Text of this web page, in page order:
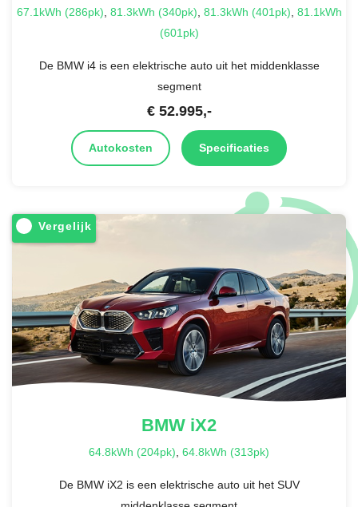
67.1kWh (286pk), 81.3kWh (340pk), 81.3kWh (401pk), 81.1kWh
(601pk)
De BMW i4 is een elektrische auto uit het middenklasse
segment
€ 52.995,-
Autokosten Specificaties
Vergelijk
BMW iX2
64.8kWh (204pk), 64.8kWh (313pk)
De BMW iX2 is een elektrische auto uit het SUV